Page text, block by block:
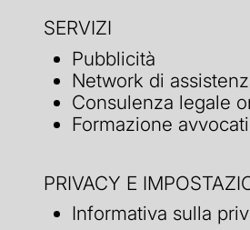
SERVIZI
Pubblicità
Network di
Consulenza legale
Formazione avvocati
PRIVACY E
Informativa sulla